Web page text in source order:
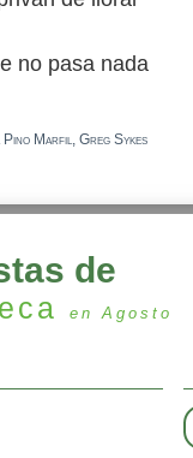
no pasa nada
Marfil, Greg Sykes
de
en Agosto